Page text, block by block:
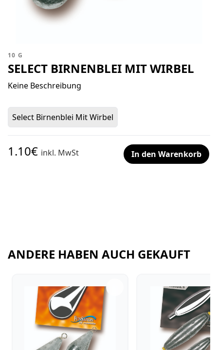
10 G
SELECT BIRNENBLEI MIT WIRBEL
Keine Beschreibung
Select Birnenblei Mit Wirbel
1.10€ inkl. MwSt In den Warenkorb
ANDERE HABEN AUCH GEKAUFT